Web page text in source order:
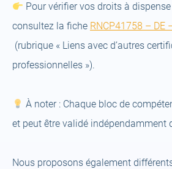
Pour vérifier vos droits à
consultez la fiche RNCP41758 –
(rubrique « Liens avec d’autres
professionnelles »).
À noter : Chaque bloc de
et peut être validé indépendamment
Nous proposons également